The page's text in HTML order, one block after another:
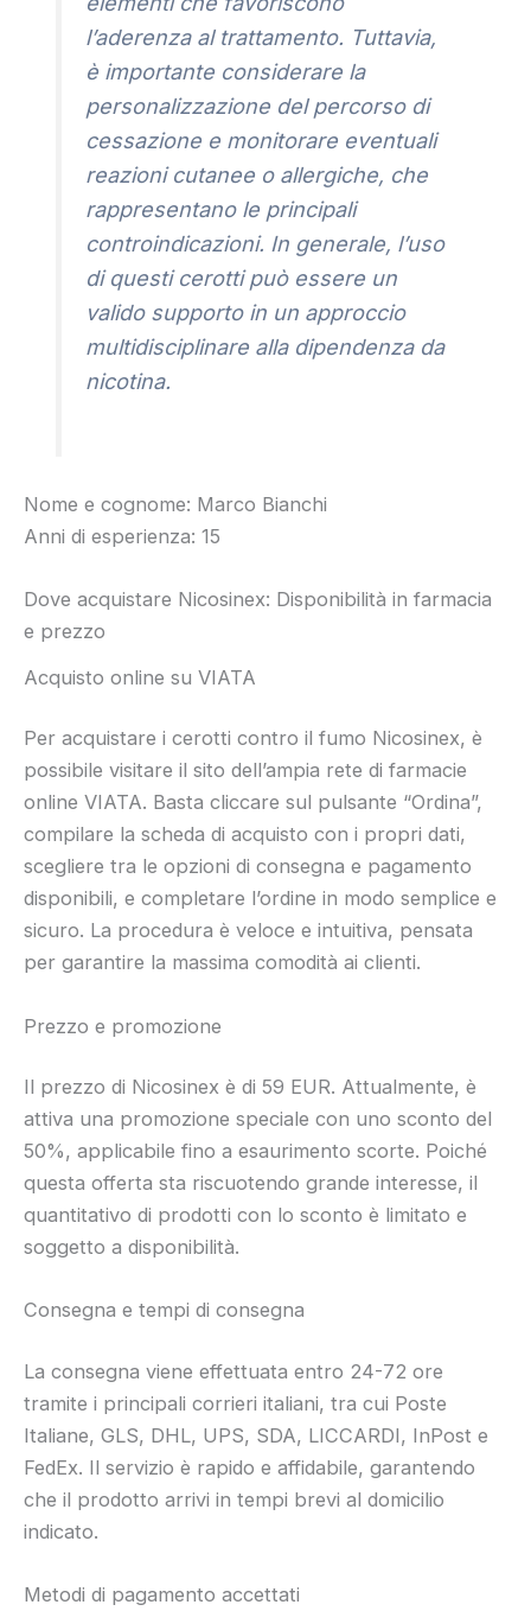
l’aderenza al trattamento. Tuttavia,
è importante considerare la
personalizzazione del percorso di
cessazione e monitorare eventuali
reazioni cutanee o allergiche, che
rappresentano le principali
controindicazioni. In generale, l’uso
di questi cerotti può essere un
valido supporto in un approccio
multidisciplinare alla dipendenza da
nicotina.
Nome e cognome: Marco Bianchi
Anni di esperienza: 15
Dove acquistare Nicosinex: Disponibilità in farmacia
e prezzo
Acquisto online su VIATA
Per acquistare i cerotti contro il fumo Nicosinex, è
possibile visitare il sito dell’ampia rete di farmacie
online VIATA. Basta cliccare sul pulsante “Ordina”,
compilare la scheda di acquisto con i propri dati,
scegliere tra le opzioni di consegna e pagamento
disponibili, e completare l’ordine in modo semplice e
sicuro. La procedura è veloce e intuitiva, pensata
per garantire la massima comodità ai clienti.
Prezzo e promozione
Il prezzo di Nicosinex è di 59 EUR. Attualmente, è
attiva una promozione speciale con uno sconto del
50%, applicabile fino a esaurimento scorte. Poiché
questa offerta sta riscuotendo grande interesse, il
quantitativo di prodotti con lo sconto è limitato e
soggetto a disponibilità.
Consegna e tempi di consegna
La consegna viene effettuata entro 24-72 ore
tramite i principali corrieri italiani, tra cui Poste
Italiane, GLS, DHL, UPS, SDA, LICCARDI, InPost e
FedEx. Il servizio è rapido e affidabile, garantendo
che il prodotto arrivi in tempi brevi al domicilio
indicato.
Metodi di pagamento accettati